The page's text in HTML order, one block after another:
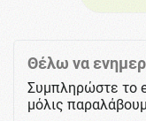
Θέλω να
Συμπληρώστε το
μόλις